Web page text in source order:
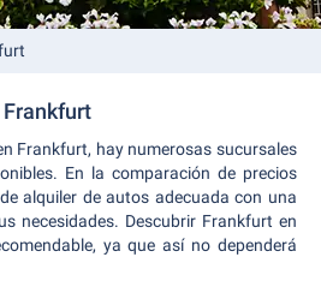
Frankfurt, hay numerosas sucursales
En la comparación de precios
alquiler de autos adecuada con una
necesidades. Descubrir Frankfurt en
ya que así no dependerá